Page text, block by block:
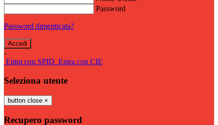
Password
Password dimenticata?
-
Entra con SPID Entra con CIE
Seleziona utente
button close ×
Recupero password